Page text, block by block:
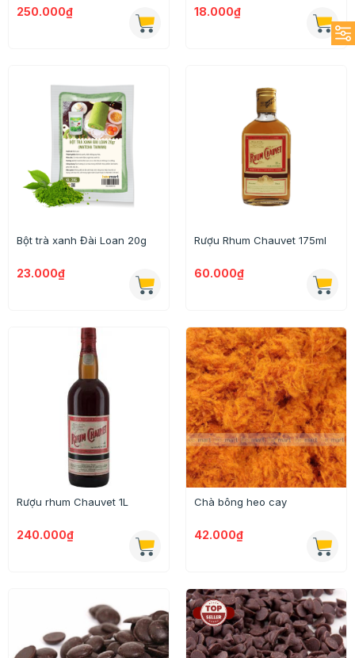
250.000₫ 18.000₫
Bột trà xanh Đài Loan 20g
23.000₫
Rượu Rhum Chauvet 175ml
60.000₫
Rượu rhum Chauvet 1L
240.000₫
Chà bông heo cay
42.000₫